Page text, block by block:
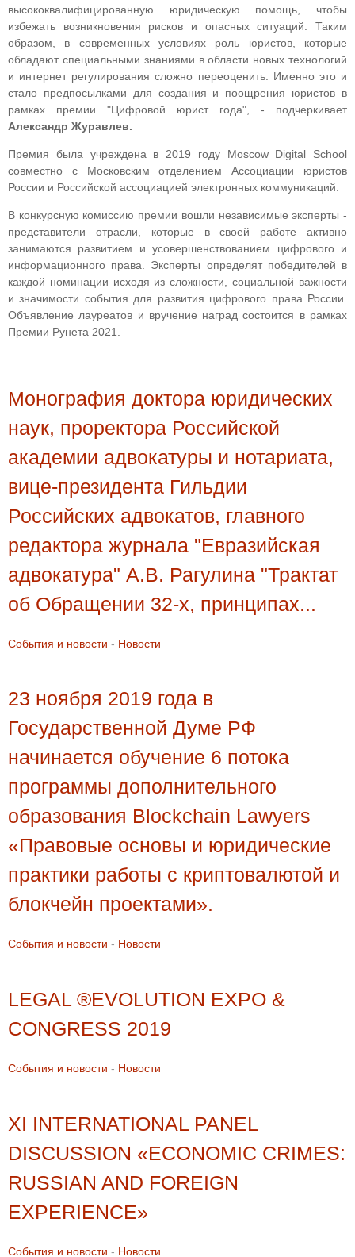
высококвалифицированную юридическую помощь, чтобы
избежать возникновения рисков и опасных ситуаций. Таким
образом, в современных условиях роль юристов, которые
обладают специальными знаниями в области новых технологий
и интернет регулирования сложно переоценить. Именно это и
стало предпосылками для создания и поощрения юристов в
рамках премии "Цифровой юрист года", - подчеркивает
Александр Журавлев.
Премия была учреждена в 2019 году Moscow Digital School
совместно с Московским отделением Ассоциации юристов
России и Российской ассоциацией электронных коммуникаций.
В конкурсную комиссию премии вошли независимые эксперты -
представители отрасли, которые в своей работе активно
занимаются развитием и усовершенствованием цифрового и
информационного права. Эксперты определят победителей в
каждой номинации исходя из сложности, социальной важности
и значимости события для развития цифрового права России.
Объявление лауреатов и вручение наград состоится в рамках
Премии Рунета 2021.
Монография доктора юридических
наук, проректора Российской
академии адвокатуры и нотариата,
вице-президента Гильдии
Российских адвокатов, главного
редактора журнала "Евразийская
адвокатура" А.В. Рагулина "Трактат
об Обращении 32-х, принципах...
События и новости - Новости
23 ноября 2019 года в
Государственной Думе РФ
начинается обучение 6 потока
программы дополнительного
образования Blockchain Lawyers
«Правовые основы и юридические
практики работы с криптовалютой и
блокчейн проектами».
События и новости - Новости
LEGAL ®EVOLUTION EXPO &
CONGRESS 2019
События и новости - Новости
XI INTERNATIONAL PANEL
DISCUSSION «ECONOMIC CRIMES:
RUSSIAN AND FOREIGN
EXPERIENCE»
События и новости - Новости